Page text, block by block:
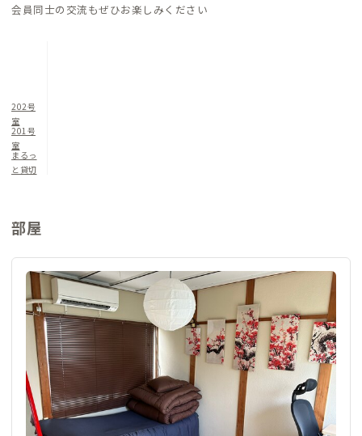
会員同士の交流もぜひお楽しみください
202号
室
201号
室
まるっ
と貸切
部屋